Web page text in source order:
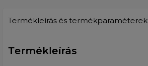
Termékleírás és termékparaméterek
Termékleírás